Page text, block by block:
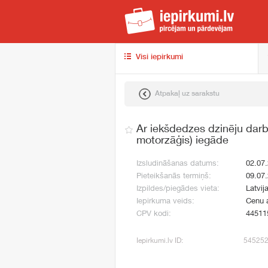
Visi iepirkumi
Atpakaļ uz sarakstu
Ar iekšdedzes dzinēju
motorzāģis) iegāde
Izsludināšanas datums:
Pieteikšanās termiņš:
Izpildes/piegādes vieta:
Latvija
Iepirkuma veids:
Cenu
CPV kodi:
Iepirkumi.lv ID: